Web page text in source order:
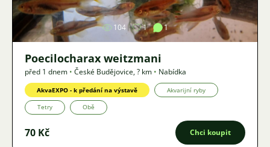
104 1 1
Poecilocharax weitzmani
před 1 dnem • České Budějovice,? km • Nabídka
AkvaEXPO - k předání na výstavě Akvarijní ryby
Tetry Obě
70 Kč Chci koupit